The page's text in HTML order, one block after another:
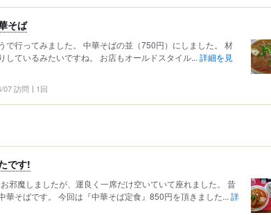
そば
で行ってみました。 中華そばの並（750円）にしました。 材
しているみたいですね。 お店もオールドスタイル... 詳細を見
07 訪問 1回
です!
邪魔しましたが、運良く一席だけ空いていて座れました。 昔
華そばです。 今回は『中華そば定食』850円を頂きました... 詳